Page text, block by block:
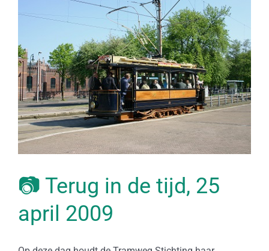
📷 Terug in de tijd, 25
april 2009